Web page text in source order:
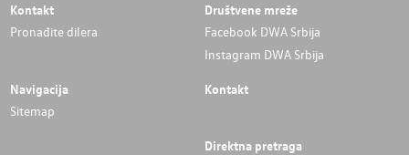
Kontakt
Pronađite dilera
Društvene mreže
Facebook DWA Srbija
Instagram DWA Srbija
Navigacija
Sitemap
Kontakt
Direktna pretraga